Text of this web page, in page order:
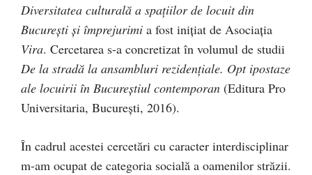
Diversitatea culturală a spațiilor de locuit din
București și împrejurimi a fost inițiat de Asociația
Vira. Cercetarea s-a concretizat în volumul de studii
De la stradă la ansambluri rezidențiale. Opt ipostaze
ale locuirii în Bucureștiul contemporan (Editura Pro
Universitaria, București, 2016).
În cadrul acestei cercetări cu caracter interdisciplinar
m-am ocupat de categoria socială a oamenilor străzii.